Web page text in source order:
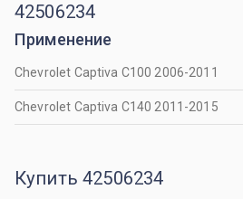
42506234
Применение
Chevrolet Captiva С100 2006-2011
Chevrolet Captiva С140 2011-2015
Купить 42506234